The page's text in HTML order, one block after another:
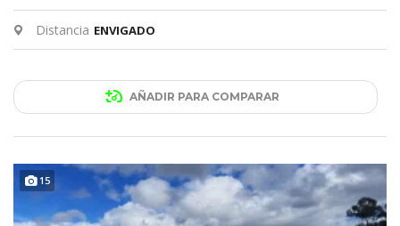
Distancia ENVIGADO
AÑADIR PARA COMPARAR
15